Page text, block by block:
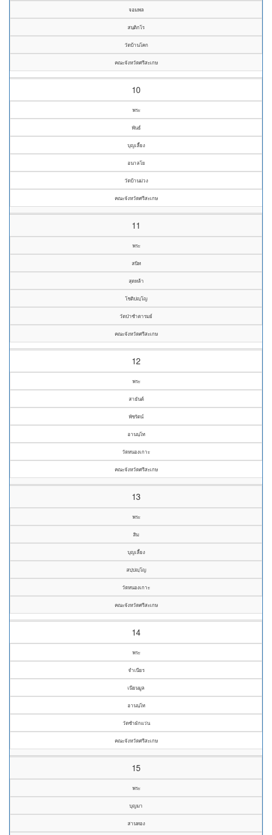
จอมพล
สนฺติกโร
วัดบ้านโคก
คณะจังหวัดศรีสะเกษ
10
พระ
พันธ์
บุญเลี้ยง
อนาลโย
วัดบ้านม่วง
คณะจังหวัดศรีสะเกษ
11
พระ
สนิท
สุดหล้า
โชติปญฺโญ
วัดป่าซำตารมย์
คณะจังหวัดศรีสะเกษ
12
พระ
สายันต์
พัชรัตน์
อานนฺโท
วัดหนองเกาะ
คณะจังหวัดศรีสะเกษ
13
พระ
สิม
บุญเลี้ยง
สปฺปญฺโญ
วัดหนองเกาะ
คณะจังหวัดศรีสะเกษ
14
พระ
จำเนียร
เนียนมูล
อานนฺโท
วัดซำผักแว่น
คณะจังหวัดศรีสะเกษ
15
พระ
บุญมา
สานทอง